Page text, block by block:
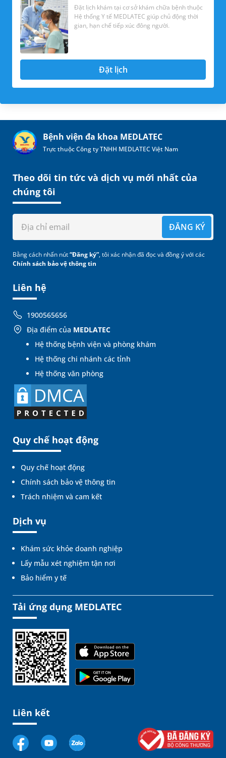
Đặt lịch khám tại cơ sở khám chữa bệnh thuộc
Hệ thống Y tế MEDLATEC giúp chủ động thời
gian, hạn chế tiếp xúc đông người.
Đặt lịch
Bệnh viện đa khoa MEDLATEC
Trực thuộc Công ty TNHH MEDLATEC Việt Nam
Liên hệ
1900565656
Địa điểm của MEDLATEC
Hệ thống bệnh viện và phòng khám
Hệ thống chi nhánh các tỉnh
Hệ thống văn phòng
Quy chế hoạt động
Quy chế hoạt động
Chính sách bảo vệ thông tin
Trách nhiệm và cam kết
Dịch vụ
Khám sức khỏe doanh nghiệp
Lấy mẫu xét nghiệm tận nơi
Bảo hiểm y tế
Theo dõi tin tức và dịch vụ mới nhất của
chúng tôi
ĐĂNG KÝ
Bằng cách nhấn nút“Đăng ký”, tôi xác nhận đã đọc và đồng ý với các
Chính sách bảo vệ thông tin
Tải ứng dụng MEDLATEC
Liên kết